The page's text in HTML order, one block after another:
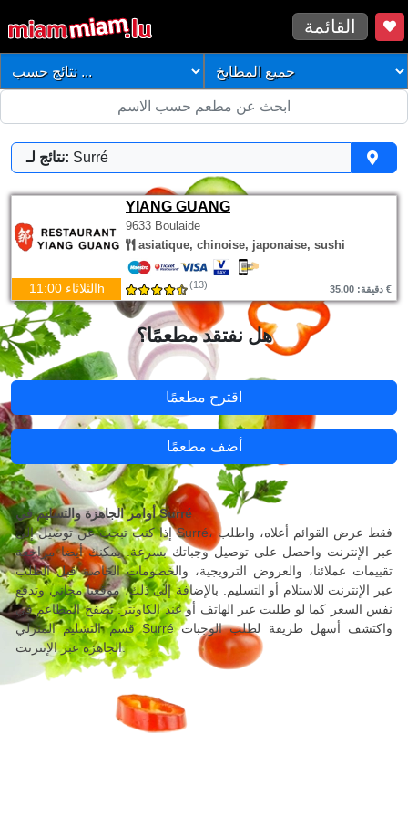
القائمة
نتائج لـ: Surré
YIANG GUANG
9633 Boulaide
asiatique, chinoise, japonaise, sushi
الثلاثاء 11:00h (13) دقيقة: 35.00 €
هل نفتقد مطعمًا؟
اقترح مطعمًا
أضف مطعمًا
أوامر الجاهزة والتسليم في Surré
إذا كنت تبحث عن توصيل إلى Surré، فقط عرض القوائم أعلاه، واطلب
عبر الإنترنت واحصل على توصيل وجباتك بسرعة. يمكنك أيضا مراجعة
تقييمات عملائنا، والعروض الترويجية، والخصومات الخاصة قبل الطلب
عبر الإنترنت للاستلام أو التسليم. بالإضافة إلى ذلك، موقعنا مجاني وتدفع
نفس السعر كما لو طلبت عبر الهاتف أو عند الكاونتر. تصفح المطاعم في
قسم التسليم المنزلي Surré واكتشف أسهل طريقة لطلب الوجبات
الجاهزة عبر الإنترنت.